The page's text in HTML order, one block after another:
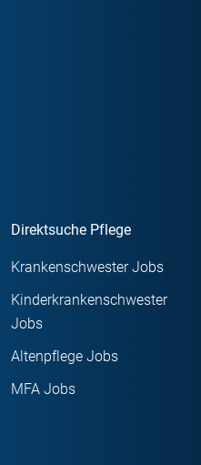
Direktsuche Pflege
Krankenschwester Jobs
Kinderkrankenschwester
Jobs
Altenpflege Jobs
MFA Jobs